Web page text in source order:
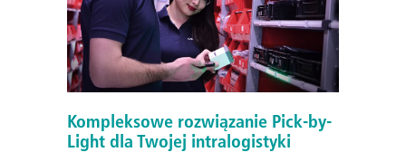
Kompleksowe rozwiązanie Pick-by-
Light dla Twojej intralogistyki